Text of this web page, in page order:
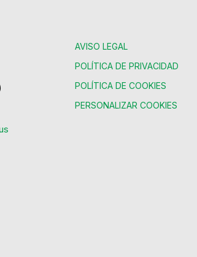
AVISO LEGAL
POLÍTICA DE PRIVACIDAD
POLÍTICA DE COOKIES
PERSONALIZAR COOKIES